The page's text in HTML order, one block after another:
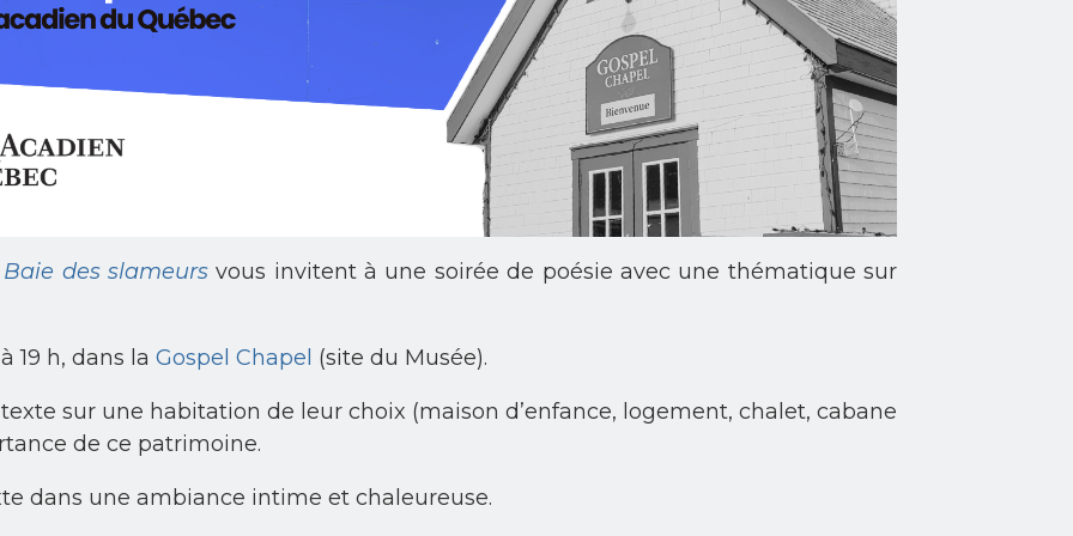
Baie des slameursvous invitent à une soirée de poésie avec une thématique sur
19 h, dans la Gospel Chapel (site du Musée).
sur une habitation de leur choix (maison d’enfance, logement, chalet, cabane
de ce patrimoine.
dans une ambiance intime et chaleureuse.